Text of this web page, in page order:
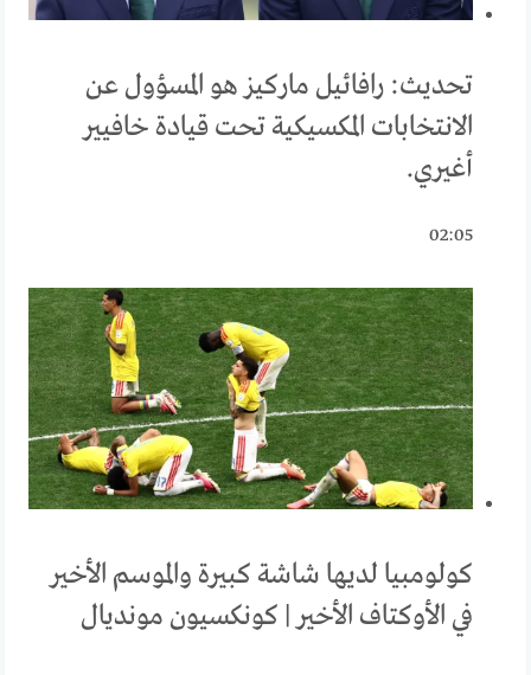
تحديث: رافائيل ماركيز هو المسؤول عن
الانتخابات المكسيكية تحت قيادة خافيير
أغيري.
02:05
كولومبيا لديها شاشة كبيرة والموسم الأخير
في الأوكتاف الأخير | كونكسيون مونديال